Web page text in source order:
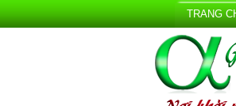
TRANG